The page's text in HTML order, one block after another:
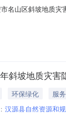
名山区斜坡地质
项目基本情况项
斜坡地质灾
环保绿化
服务
汉源县自然资源和